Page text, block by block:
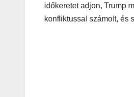
időkeretet adjon, Trump
konfliktussal számolt, és